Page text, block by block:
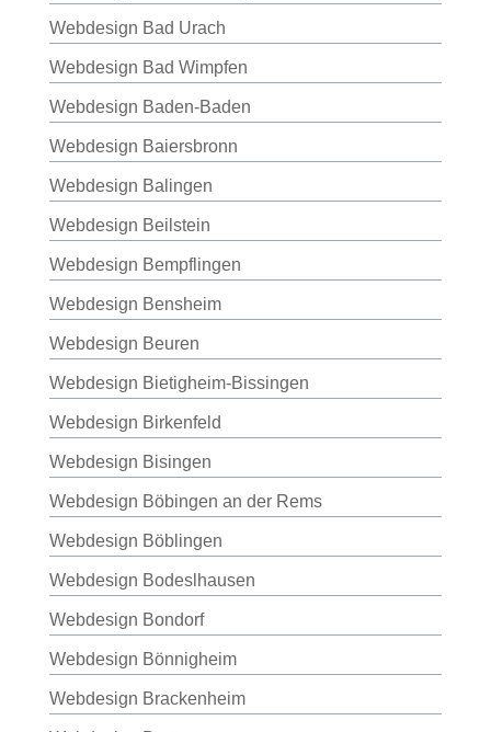
Webdesign Bad Urach
Webdesign Bad Wimpfen
Webdesign Baden-Baden
Webdesign Baiersbronn
Webdesign Balingen
Webdesign Beilstein
Webdesign Bempflingen
Webdesign Bensheim
Webdesign Beuren
Webdesign Bietigheim-Bissingen
Webdesign Birkenfeld
Webdesign Bisingen
Webdesign Böbingen an der Rems
Webdesign Böblingen
Webdesign Bodeslhausen
Webdesign Bondorf
Webdesign Bönnigheim
Webdesign Brackenheim